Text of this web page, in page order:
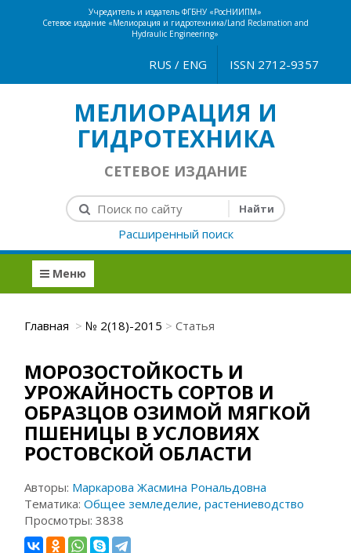
Учредитель и издатель ФГБНУ «РосНИИПМ»
Сетевое издание «Мелиорация и гидротехника/Land Reclamation and
Hydraulic Engineering»
ISSN 2712-9357
RUS / ENG
МЕЛИОРАЦИЯ И
ГИДРОТЕХНИКА
СЕТЕВОЕ ИЗДАНИЕ
Расширенный поиск
Меню
Главная № 2(18)-2015 Статья
МОРОЗОСТОЙКОСТЬ И
УРОЖАЙНОСТЬ СОРТОВ И
ОБРАЗЦОВ ОЗИМОЙ МЯГКОЙ
ПШЕНИЦЫ В УСЛОВИЯХ
РОСТОВСКОЙ ОБЛАСТИ
Авторы: Маркарова Жасмина Рональдовна
Тематика:Общее земледелие, растениеводство
Просмотры:3838